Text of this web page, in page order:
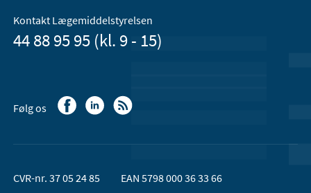
Kontakt Lægemiddelstyrelsen
44 88 95 95 (kl. 9 - 15)
Følg os
CVR-nr. 37 05 24 85 EAN 5798 000 36 33 66